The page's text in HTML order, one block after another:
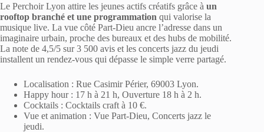
Le Perchoir Lyon attire les jeunes actifs créatifs grâce à un
rooftop branché et une programmation qui valorise la
musique live. La vue côté Part-Dieu ancre l’adresse dans un
imaginaire urbain, proche des bureaux et des hubs de mobilité.
La note de 4,5/5 sur 3 500 avis et les concerts jazz du jeudi
installent un rendez-vous qui dépasse le simple verre partagé.
Localisation : Rue Casimir Périer, 69003 Lyon.
Happy hour : 17 h à 21 h, Ouverture 18 h à 2 h.
Cocktails : Cocktails craft à 10 €.
Vue et animation : Vue Part-Dieu, Concerts jazz le
jeudi.